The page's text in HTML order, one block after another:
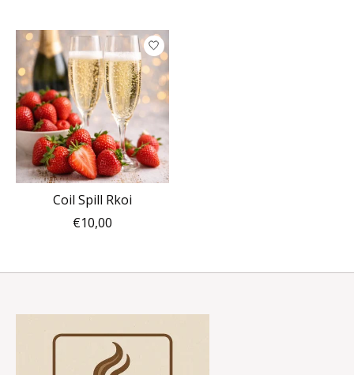
Coil Spill Rkoi
€10,00